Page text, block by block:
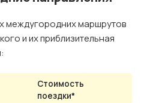
междугородних маршрутов
и их приблизительная
Стоимость
поездки*